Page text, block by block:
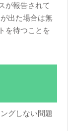
が報告されて
出た場合は無
を待つことを
グしない問題